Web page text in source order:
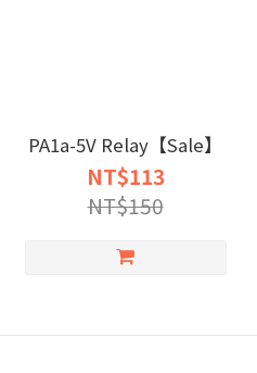
PA1a-5V Relay【Sale】
NT$113
NT$150